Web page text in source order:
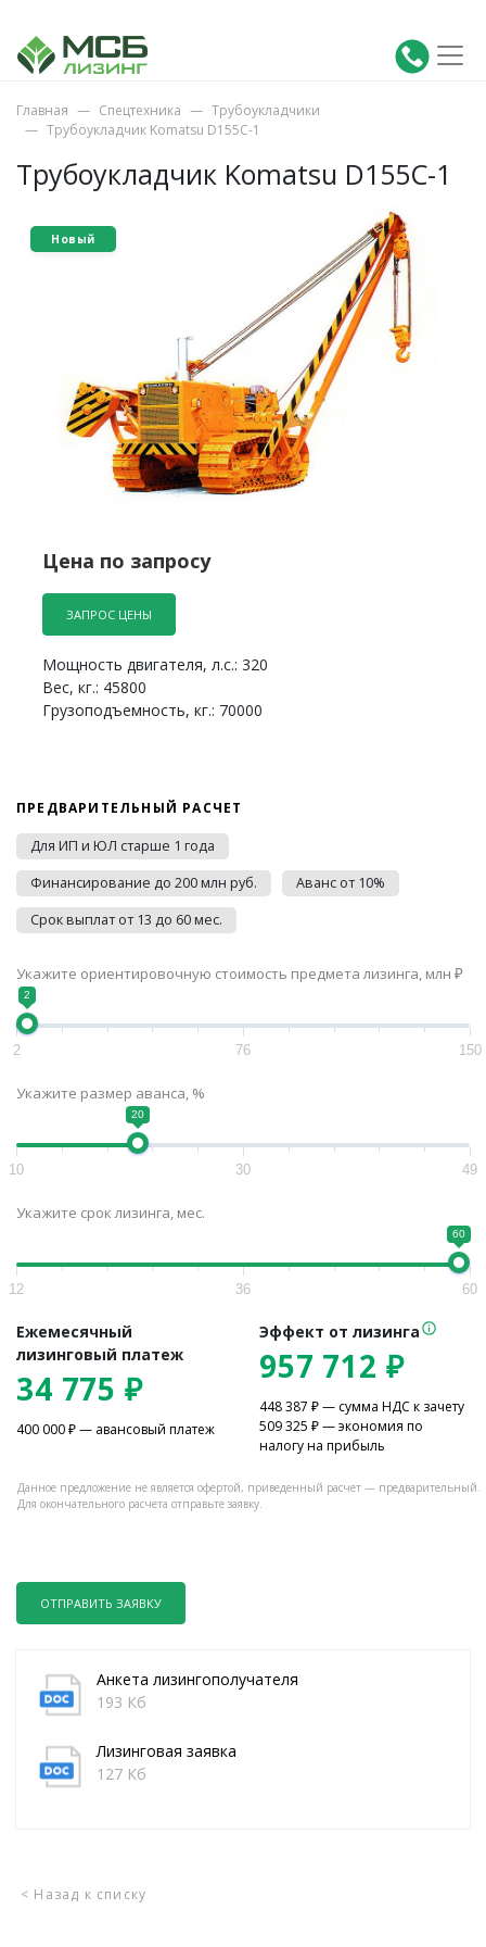
Главная Спецтехника
Трубоукладчики
Трубоукладчик Komatsu D155C-1
Трубоукладчик Komatsu D155C-1
Новый
Цена по запросу
ЗАПРОС ЦЕНЫ
Мощность двигателя, л.с.: 320
Вес, кг.: 45800
Грузоподъемность, кг.: 70000
ПРЕДВАРИТЕЛЬНЫЙ РАСЧЕТ
Для ИП и ЮЛ старше 1 года
Финансирование до 200 млн руб.
Аванс от 10%
Срок выплат от 13 до 60 мес.
Укажите ориентировочную стоимость предмета лизинга, млн ₽
2
2 76 150
Укажите размер аванса, %
20
10 30 49
Укажите срок лизинга, мес.
60
12 36 60
Ежемесячный
лизинговый платеж
34 775 ₽
400 000₽ — авансовый платеж
Эффект от лизинга
957 712 ₽
448 387 ₽ — сумма НДС к зачету
509 325 ₽ — экономия по
налогу на прибыль
Данное предложение не является офертой, приведенный расчет — предварительный.
Для окончательного расчета отправьте заявку.
ОТПРАВИТЬ ЗАЯВКУ
Анкета лизингополучателя
193 Кб
Лизинговая заявка
127 Кб
< Назад к списку